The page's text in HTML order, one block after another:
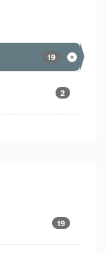
19
2
19